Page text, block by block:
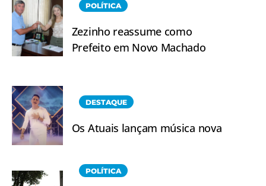
POLÍTICA
Zezinho reassume como
Prefeito em Novo Machado
DESTAQUE
Os Atuais lançam música nova
POLÍTICA